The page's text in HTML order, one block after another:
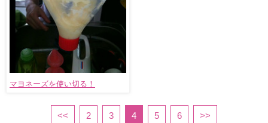
マヨネーズを使い切る！
<< 2 3 4 5 6 >>